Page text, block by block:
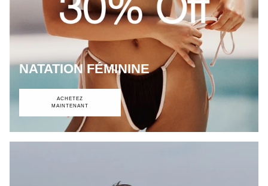
NATATION FÉMININE
ACHETEZ
MAINTENANT